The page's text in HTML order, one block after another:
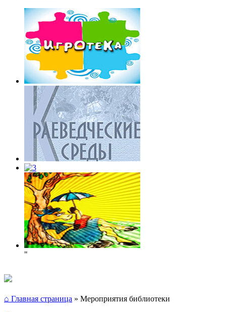
"
⌂ Главная страница » Мероприятия библиотеки